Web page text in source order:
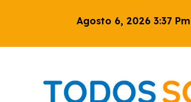
Agosto 6, 2026 3:37 Pm